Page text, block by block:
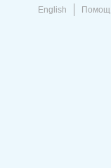
English Помощ